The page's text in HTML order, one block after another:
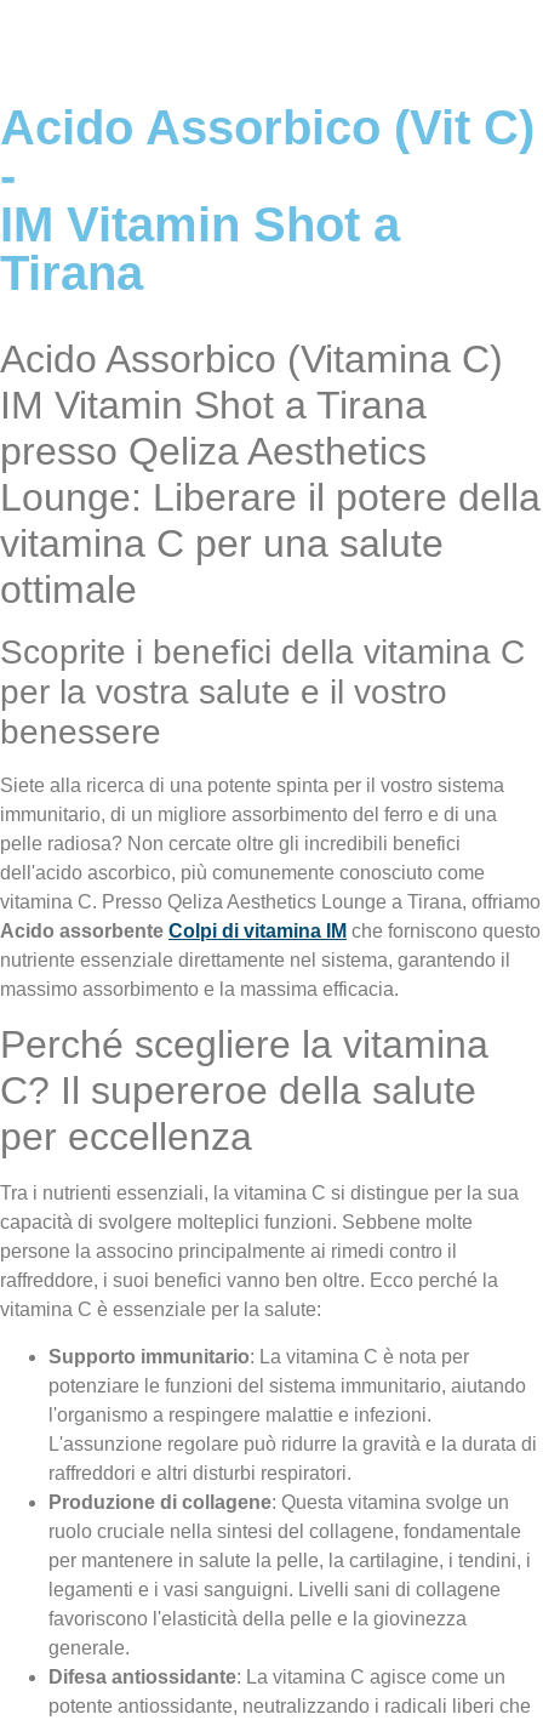
Acido Assorbico (Vit C)
-
IM Vitamin Shot a
Tirana
Acido Assorbico (Vitamina C)
IM Vitamin Shot a Tirana
presso Qeliza Aesthetics
Lounge: Liberare il potere della
vitamina C per una salute
ottimale
Scoprite i benefici della vitamina C
per la vostra salute e il vostro
benessere
Siete alla ricerca di una potente spinta per il vostro sistema
immunitario, di un migliore assorbimento del ferro e di una
pelle radiosa? Non cercate oltre gli incredibili benefici
dell'acido ascorbico, più comunemente conosciuto come
vitamina C. Presso Qeliza Aesthetics Lounge a Tirana, offriamo
Acido assorbente Colpi di vitamina IM che forniscono questo
nutriente essenziale direttamente nel sistema, garantendo il
massimo assorbimento e la massima efficacia.
Perché scegliere la vitamina
C? Il supereroe della salute
per eccellenza
Tra i nutrienti essenziali, la vitamina C si distingue per la sua
capacità di svolgere molteplici funzioni. Sebbene molte
persone la associno principalmente ai rimedi contro il
raffreddore, i suoi benefici vanno ben oltre. Ecco perché la
vitamina C è essenziale per la salute:
Supporto immunitario: La vitamina C è nota per
potenziare le funzioni del sistema immunitario, aiutando
l'organismo a respingere malattie e infezioni.
L'assunzione regolare può ridurre la gravità e la durata di
raffreddori e altri disturbi respiratori.
Produzione di collagene: Questa vitamina svolge un
ruolo cruciale nella sintesi del collagene, fondamentale
per mantenere in salute la pelle, la cartilagine, i tendini, i
legamenti e i vasi sanguigni. Livelli sani di collagene
favoriscono l'elasticità della pelle e la giovinezza
generale.
Difesa antiossidante: La vitamina C agisce come un
potente antiossidante, neutralizzando i radicali liberi che